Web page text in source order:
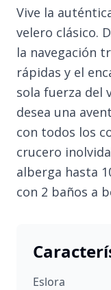
Vive la
velero clásico.
la navegación
rápidas y el
sola fuerza del
desea una
con todos los
crucero
alberga hasta
con 2 baños a
Eslora